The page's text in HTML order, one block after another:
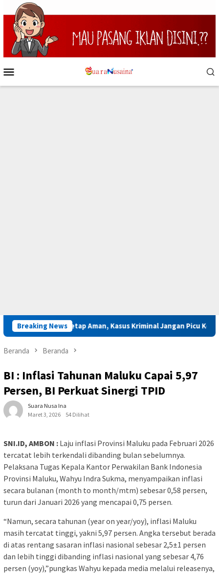
Loncat
ke
konten
Mobile
Breaking News
Saparua Tetap Aman, Kasus Kriminal Jangan Picu Konflik
Beranda Beranda
BI : Inflasi Tahunan Maluku Capai 5,97
Persen, BI Perkuat Sinergi TPID
Suara Nusa Ina
Maret 3, 2026
54 Dilihat
SNI.ID, AMBON : Laju inflasi Provinsi Maluku pada Februari 2026
tercatat lebih terkendali dibanding bulan sebelumnya.
Pelaksana Tugas Kepala Kantor Perwakilan Bank Indonesia
Provinsi Maluku, Wahyu Indra Sukma, menyampaikan inflasi
secara bulanan (month to month/mtm) sebesar 0,58 persen,
turun dari Januari 2026 yang mencapai 0,75 persen.
“Namun, secara tahunan (year on year/yoy), inflasi Maluku
masih tercatat tinggi, yakni 5,97 persen. Angka tersebut berada
di atas rentang sasaran inflasi nasional sebesar 2,5±1 persen
dan lebih tinggi dibanding inflasi nasional yang sebesar 4,76
persen (yoy),”pungkas Wahyu kepada media melalui releasenya,